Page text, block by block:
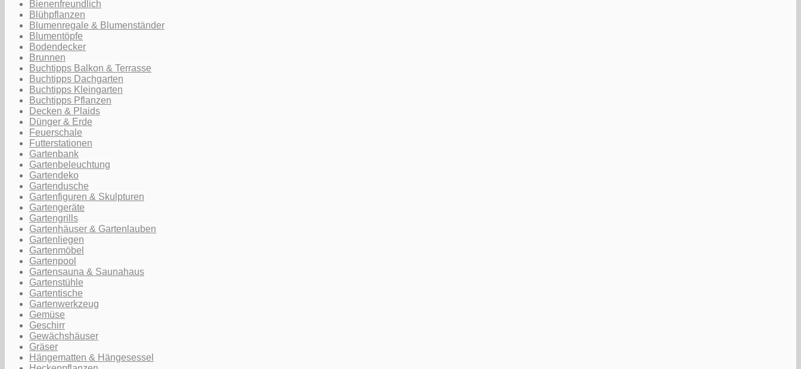
Bienenfreundlich
Blühpflanzen
Blumenregale & Blumenständer
Blumentöpfe
Bodendecker
Brunnen
Buchtipps Balkon & Terrasse
Buchtipps Dachgarten
Buchtipps Kleingarten
Buchtipps Pflanzen
Decken & Plaids
Dünger & Erde
Feuerschale
Futterstationen
Gartenbank
Gartenbeleuchtung
Gartendeko
Gartendusche
Gartenfiguren & Skulpturen
Gartengeräte
Gartengrills
Gartenhäuser & Gartenlauben
Gartenliegen
Gartenmöbel
Gartenpool
Gartensauna & Saunahaus
Gartenstühle
Gartentische
Gartenwerkzeug
Gemüse
Geschirr
Gewächshäuser
Gräser
Hängematten & Hängesessel